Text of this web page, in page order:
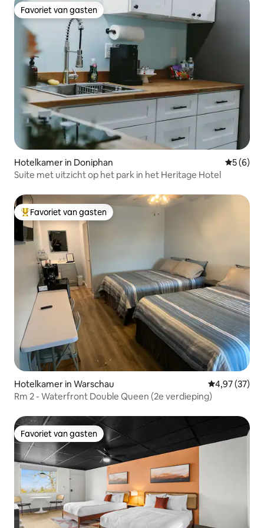
Favoriet van gasten
Favoriet van gasten
Hotelkamer in Doniphan
5 (6)
Suite met uitzicht op het park in het Heritage Hotel
Topfavoriet van gasten
Favoriet van gasten
Hotelkamer in Warschau Gemiddelde
4,97 (37)
Rm 2 - Waterfront Double Queen (2e verdieping)
Favoriet van gasten
Favoriet van gasten